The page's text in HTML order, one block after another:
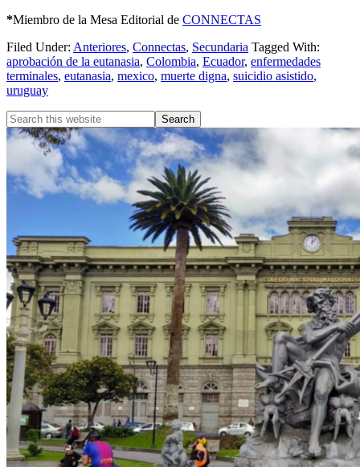
*Miembro de la Mesa Editorial de CONNECTAS
Filed Under: Anteriores, Connectas, Secundaria Tagged With:
aprobación de la eutanasia, Colombia, Ecuador, enfermedades
terminales, eutanasia, mexico, muerte digna, suicidio asistido,
uruguay